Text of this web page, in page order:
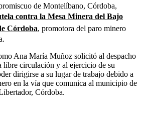
de Montelíbano, Córdoba,
contra la Mesa Minera del Bajo
Córdoba, promotora del paro minero
Ana María Muñoz solicitó al despacho
libre circulación y al ejercicio de su
dirigirse a su lugar de trabajo debido a
en la vía que comunica al municipio de
Córdoba.